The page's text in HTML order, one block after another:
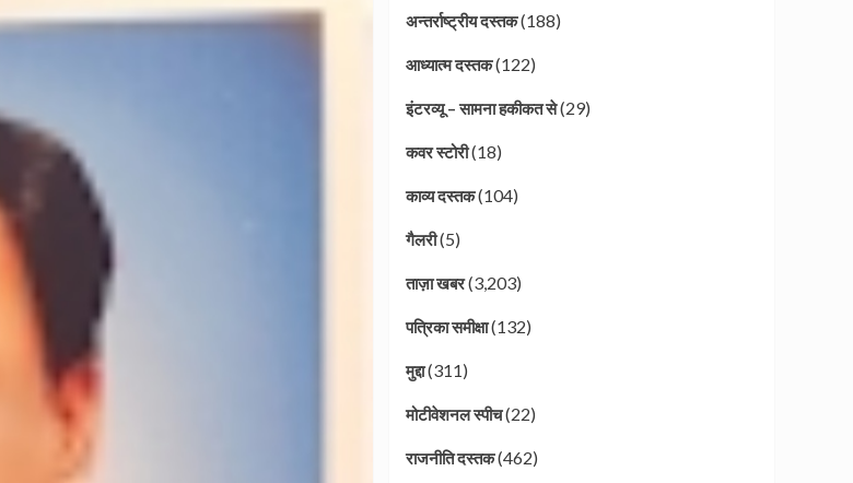
अन्तर्राष्ट्रीय दस्तक(188)
आध्यात्म दस्तक(122)
इंटरव्यू – सामना हकीकत से(29)
कवर स्टोरी(18)
काव्य दस्तक(104)
गैलरी(5)
ताज़ा खबर(3,203)
पत्रिका समीक्षा(132)
मुद्दा(311)
मोटीवेशनल स्पीच(22)
राजनीति दस्तक(462)